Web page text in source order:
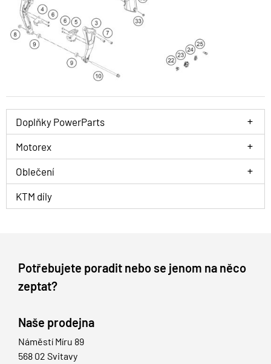
Doplňky PowerParts
Motorex
Oblečení
KTM díly
Potřebujete poradit nebo se jenom na něco
zeptat?
Naše prodejna
Náměstí Míru 89
568 02 Svitavy